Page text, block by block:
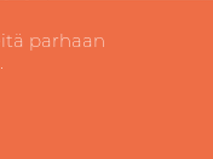
parhaan